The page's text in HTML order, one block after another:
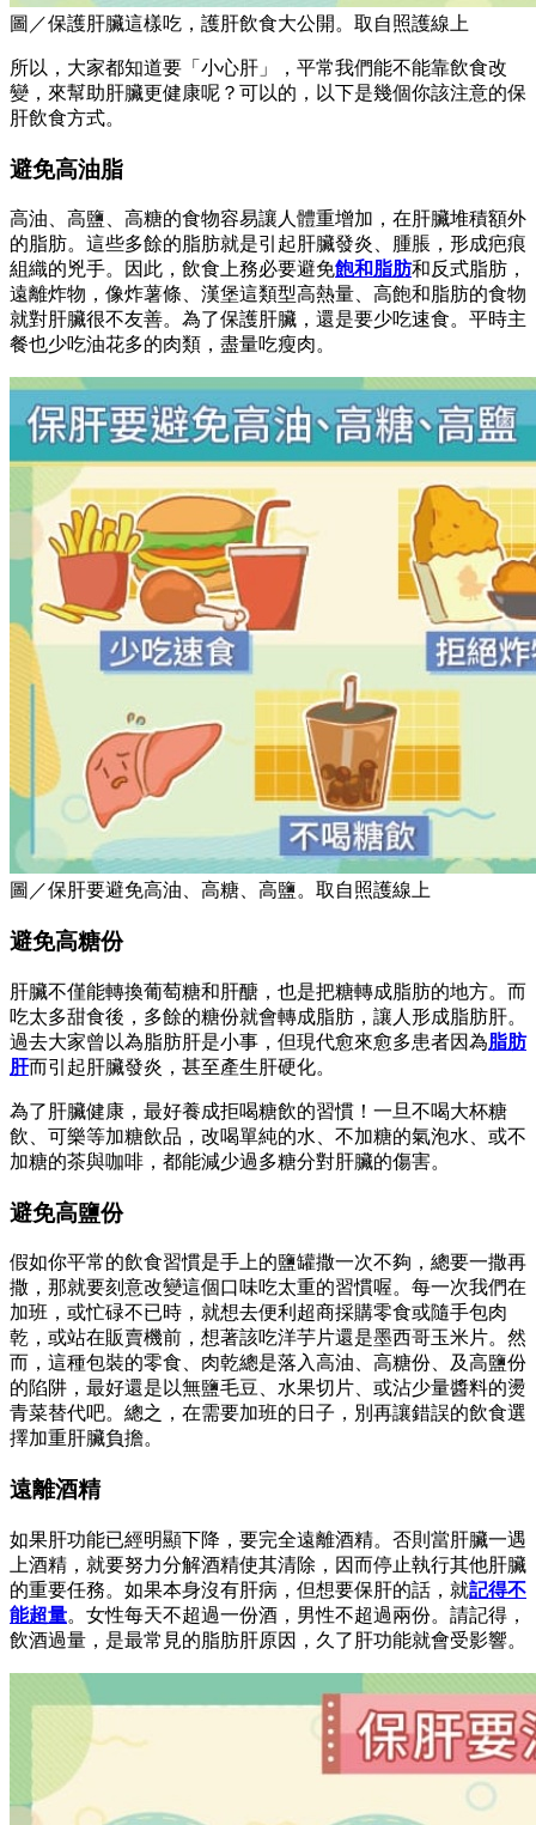
圖／保護肝臟這樣吃，護肝飲食大公開。取自照護線上
所以，大家都知道要「小心肝」，平常我們能不能靠飲食改
變，來幫助肝臟更健康呢？可以的，以下是幾個你該注意的保
肝飲食方式。
避免高油脂
高油、高鹽、高糖的食物容易讓人體重增加，在肝臟堆積額外
的脂肪。這些多餘的脂肪就是引起肝臟發炎、腫脹，形成疤痕
組織的兇手。因此，飲食上務必要避免飽和脂肪和反式脂肪，
遠離炸物，像炸薯條、漢堡這類型高熱量、高飽和脂肪的食物
就對肝臟很不友善。為了保護肝臟，還是要少吃速食。平時主
餐也少吃油花多的肉類，盡量吃瘦肉。
圖／保肝要避免高油、高糖、高鹽。取自照護線上
避免高糖份
肝臟不僅能轉換葡萄糖和肝醣，也是把糖轉成脂肪的地方。而
吃太多甜食後，多餘的糖份就會轉成脂肪，讓人形成脂肪肝。
過去大家曾以為脂肪肝是小事，但現代愈來愈多患者因為脂肪
肝而引起肝臟發炎，甚至產生肝硬化。
為了肝臟健康，最好養成拒喝糖飲的習慣！一旦不喝大杯糖
飲、可樂等加糖飲品，改喝單純的水、不加糖的氣泡水、或不
加糖的茶與咖啡，都能減少過多糖分對肝臟的傷害。
避免高鹽份
假如你平常的飲食習慣是手上的鹽罐撒一次不夠，總要一撒再
撒，那就要刻意改變這個口味吃太重的習慣喔。每一次我們在
加班，或忙碌不已時，就想去便利超商採購零食或隨手包肉
乾，或站在販賣機前，想著該吃洋芋片還是墨西哥玉米片。然
而，這種包裝的零食、肉乾總是落入高油、高糖份、及高鹽份
的陷阱，最好還是以無鹽毛豆、水果切片、或沾少量醬料的燙
青菜替代吧。總之，在需要加班的日子，別再讓錯誤的飲食選
擇加重肝臟負擔。
遠離酒精
如果肝功能已經明顯下降，要完全遠離酒精。否則當肝臟一遇
上酒精，就要努力分解酒精使其清除，因而停止執行其他肝臟
的重要任務。如果本身沒有肝病，但想要保肝的話，就記得不
能超量。女性每天不超過一份酒，男性不超過兩份。請記得，
飲酒過量，是最常見的脂肪肝原因，久了肝功能就會受影響。